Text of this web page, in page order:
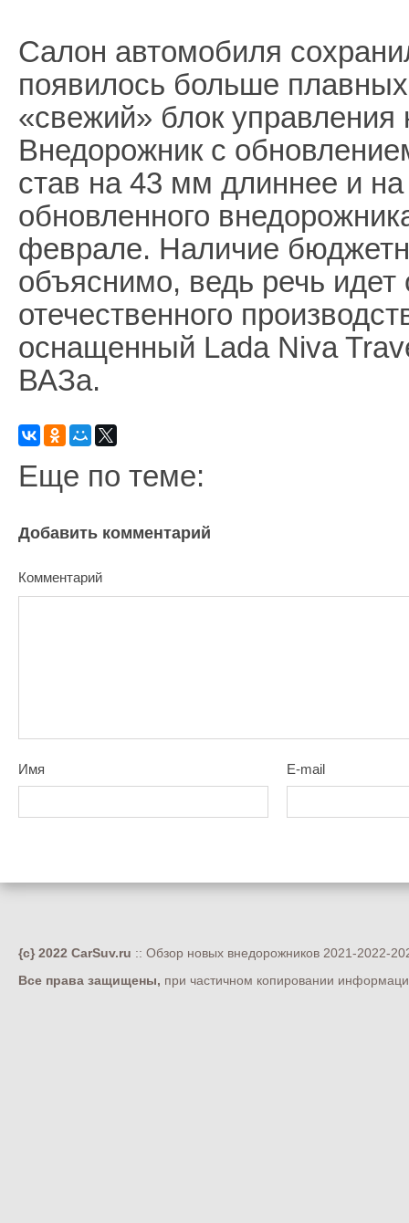
Салон автомобиля
появилось больше
«свежий» блок управления
Внедорожник с
став на 43 мм длиннее и
обновленного
феврале. Наличие
объяснимо, ведь речь идет
отечественного
оснащенный Lada Niva
ВАЗа.
Еще по теме:
Добавить комментарий
Комментарий
Имя E-mail
{c} 2022 CarSuv.ru :: Обзор новых внедорожников 2021-2022-
Все права защищены, при частичном копировании